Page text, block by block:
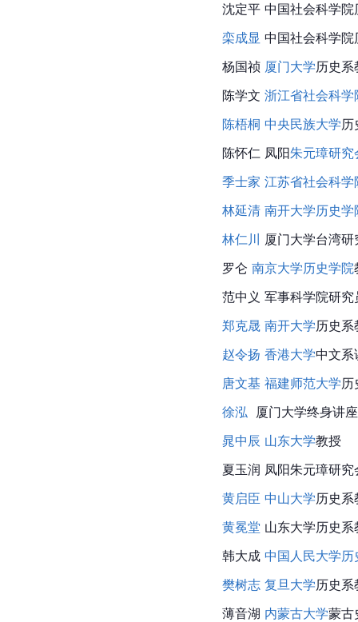
沈定平 中国社会科学
栾成显 中国社会科学
杨国祯 厦门大学历史系
陈学文 浙江省社会科学
陈梧桐 中央民族大学历
陈怀仁 凤阳朱元璋研究
季士家 江苏省社会科学
林延清 南开大学历史学
林仁川 厦门大学台湾
罗仑 南京大学历史学院
范中义 军事科学院研究
郑克晟 南开大学历史系
赵令扬 香港大学中文系
唐文基 福建师范大学历
徐泓
厦门大学终身讲
晁中辰 山东大学教授
夏玉润 凤阳朱元璋研究
黄启臣 中山大学历史系
黄冕堂 山东大学历史系
韩大成 中国人民大学历
樊树志 复旦大学历史系
薄音湖 内蒙古大学蒙古